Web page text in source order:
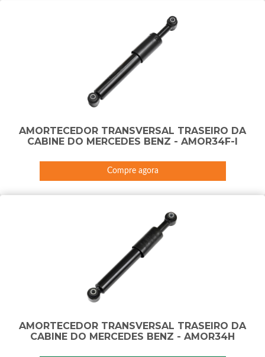
AMORTECEDOR TRANSVERSAL TRASEIRO DA
CABINE DO MERCEDES BENZ - AMOR34F-I
Compre agora
AMORTECEDOR TRANSVERSAL TRASEIRO DA
CABINE DO MERCEDES BENZ - AMOR34H